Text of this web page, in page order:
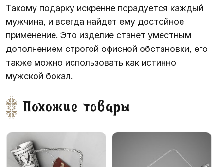
Такому подарку искренне порадуется каждый
мужчина, и всегда найдет ему достойное
применение. Это изделие станет уместным
дополнением строгой офисной обстановки, его
также можно использовать как истинно
мужской бокал.
Похожие товары